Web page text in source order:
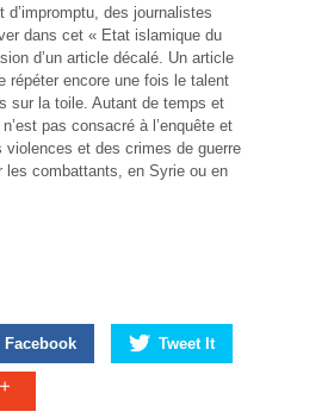
d’impromptu, des journalistes
dans cet « Etat islamique du
d’un article décalé. Un article
répéter encore une fois le talent
sur la toile. Autant de temps et
n’est pas consacré à l’enquête et
violences et des crimes de guerre
les combattants, en Syrie ou en
Facebook Tweet It